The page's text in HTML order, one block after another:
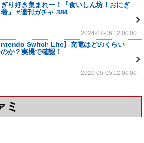
り好き集まれー！『食いしん坊！おにぎ
着』 #週刊ガチャ 384
2024-07-06 12:00:00
Switch Lite】充電はどのくらい
か？実機で確認！
2020-05-05 12:00:00
ミ